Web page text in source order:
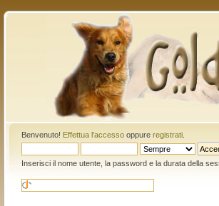
Benvenuto! Effettua l'accessooppure registrati.
Inserisci il nome utente, la password e la durata della